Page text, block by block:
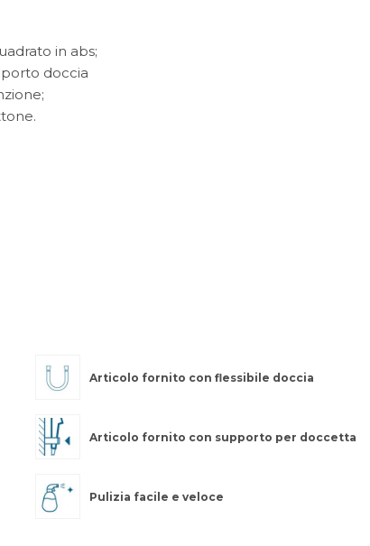
in abs;
doccia
Articolo fornito con flessibile doccia
Articolo fornito con supporto per doccetta
Pulizia facile e veloce